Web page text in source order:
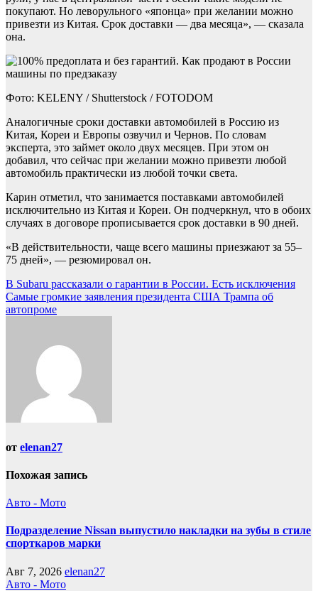
покупают. Но леворульного «японца» при желании можно
привезти из Китая. Срок доставки — два месяца», — сказала
она.
Фото: KELENY / Shutterstock / FOTODOM
Аналогичные сроки доставки автомобилей в Россию из
Китая, Кореи и Европы озвучил и Чернов. По словам
эксперта, это займет около двух месяцев. При этом он
добавил, что сейчас при желании можно привезти любой
автомобиль практически из любой точки света.
Карин отметил, что занимается поставками автомобилей
исключительно из Китая и Кореи. Он подчеркнул, что в обоих
случаях в договоре прописывается срок доставки в 90 дней.
«В действительности, чаще всего машины приезжают за 55–
75 дней», — резюмировал он.
Навигация
по
В Subaru рассказали о гарантии в России. Есть исключения
Самые громкие заявления президента США Трампа об
автопроме
от elenan27
Похожая запись
Авто - Мото
Подразделение Nissan выпустило накладки на зубы в стиле
спорткаров марки
Авг 7, 2026 elenan27
Авто - Мото